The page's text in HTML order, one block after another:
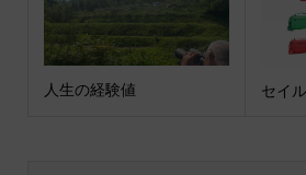
人生の経験値 セイ